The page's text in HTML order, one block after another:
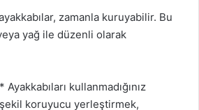
zamanla kuruyabilir. Bu
yağ ile düzenli olarak
kullanmadığınız
koruyucu yerleştirmek,